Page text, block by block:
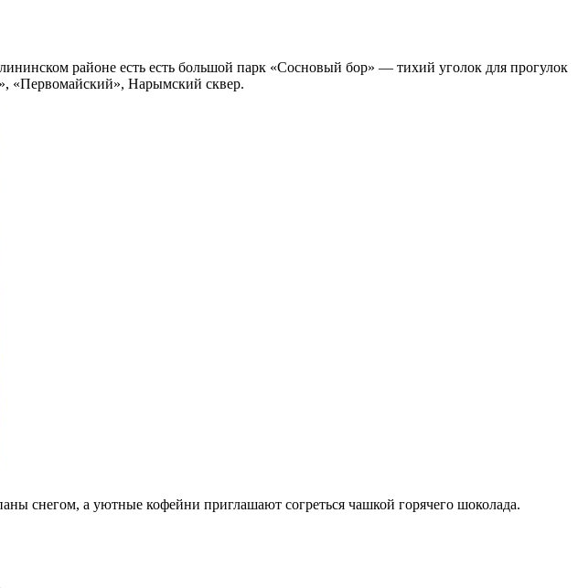
районе есть есть большой парк «Сосновый бор» — тихий уголок для прогулок
«Первомайский», Нарымский сквер.
снегом, а уютные кофейни приглашают согреться чашкой горячего шоколада.